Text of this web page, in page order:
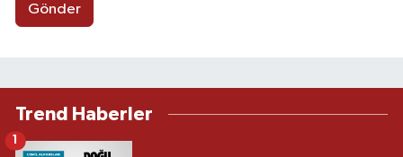
Gönder
Trend Haberler